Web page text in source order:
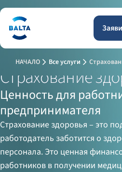
НАЧАЛО Все услуги
Страхование
Ценность для
предпринимателя
Страхование здоровья – это
работодатель заботится о
персонала. Это ценная
работников в получении